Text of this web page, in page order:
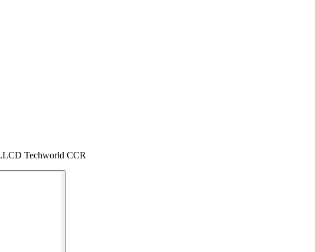
Techworld CCR